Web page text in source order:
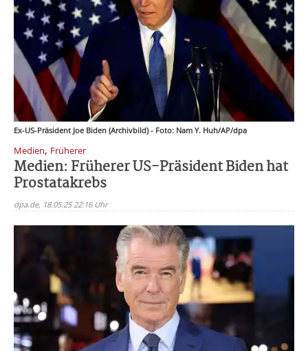
Ex-US-Präsident Joe Biden (Archivbild) - Foto: Nam Y. Huh/AP/dpa
Medien, Früherer
Medien: Früherer US-Präsident Biden hat
Prostatakrebs
dpa.de, 18.05.25 22:16 Uhr